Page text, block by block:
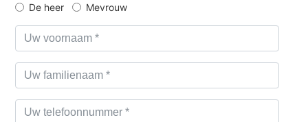
De heer Mevrouw